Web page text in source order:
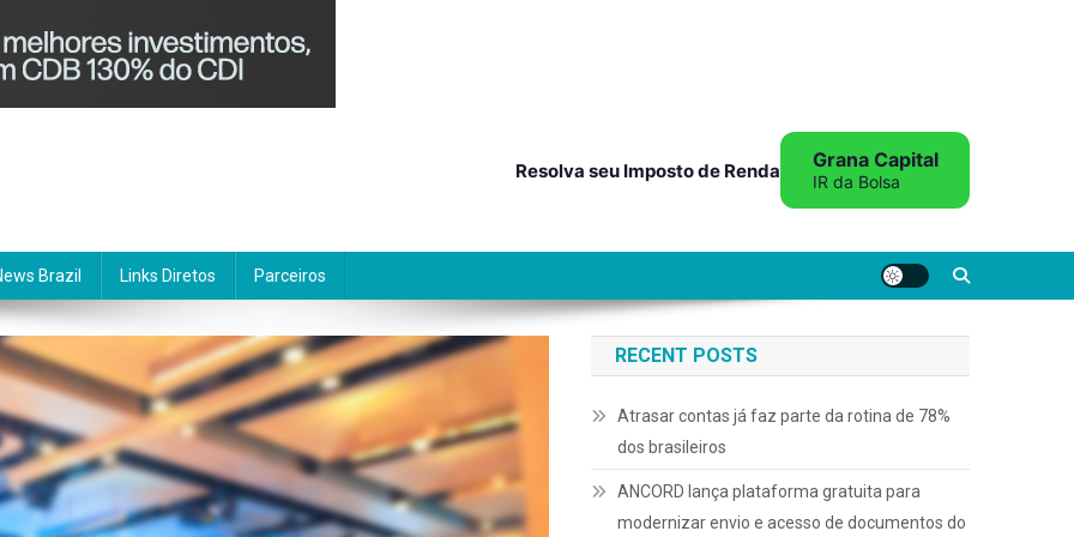
Resolva seu Imposto de Renda Grana Capital
IR da Bolsa
Brazil Links Diretos Parceiros
RECENT POSTS
Atrasar contas já faz parte da rotina de 78%
dos brasileiros
ANCORD lança plataforma gratuita para
modernizar envio e acesso de documentos do